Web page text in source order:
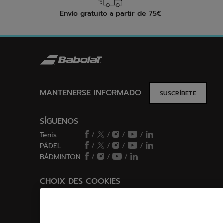
Envío gratuito a partir de 75€
MANTENERSE INFORMADO SUSCRÍBETE
SÍGUENOS
Tenis / / /
/
PÁDEL
/ / /
/
BÁDMINTON
/ / /
CHOIX DES COOKIES